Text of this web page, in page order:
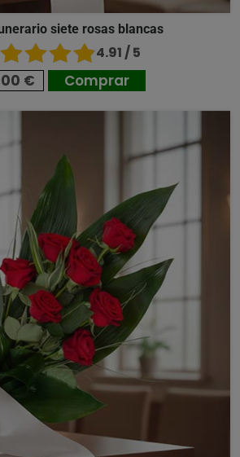
siete rosas blancas
4.91 / 5
€ Comprar